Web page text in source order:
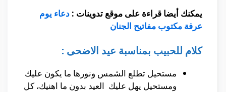
يمكنك أيضا قراءة على موقع تدوينات : دعاء يوم
عرفة مكتوب مفاتيح الجنان
كلام للحبيب بمناسبة عيد الاضحى :
مستحيل تطلع الشمس ونورها ما يكون عليك
ومستحيل يهل عليك العيد بدون ما اهنيك، كل